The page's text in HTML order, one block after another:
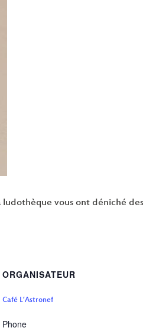
vous ont déniché
ORGANISATEUR
Café L’Astronef
Phone